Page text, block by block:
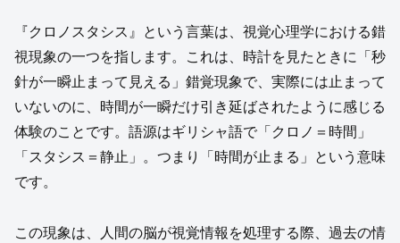
『クロノスタシス』という言葉は、視覚心理学における錯
視現象の一つを指します。これは、時計を見たときに「秒
針が一瞬止まって見える」錯覚現象で、実際には止まって
いないのに、時間が一瞬だけ引き延ばされたように感じる
体験のことです。語源はギリシャ語で「クロノ＝時間」
「スタシス＝静止」。つまり「時間が止まる」という意味
です。
この現象は、人間の脳が視覚情報を処理する際、過去の情